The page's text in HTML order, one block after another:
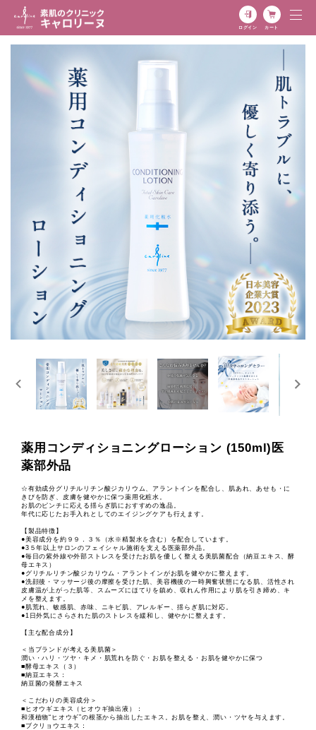
ログイン カート
薬用コンディショニングローション (150ml)医
薬部外品
☆有効成分グリチルリチン酸ジカリウム、アラントインを配合し、肌あれ、あせも・に
きびを防ぎ、皮膚を健やかに保つ薬用化粧水。
お肌のピンチに応える揺らぎ肌におすすめの逸品。
年代に応じたお手入れとしてのエイジングケアも行えます。
【製品特徴】
●美容成分を約９９．３％（水※精製水を含む）を配合しています。
●3５年以上サロンのフェイシャル施術を支える医薬部外品。
●毎日の紫外線や外部ストレスを受けたお肌を優しく整える美肌菌配合（納豆エキス、酵
母エキス）
●グリチルリチン酸ジカリウム・アラントインがお肌を健やかに整えます。
●洗顔後・マッサージ後の摩擦を受けた肌、美容機後の一時興奮状態になる肌、活性され
皮膚温が上がった肌等、スムーズにほてりを鎮め、収れん作用により肌を引き締め、キ
メを整えます。
●肌荒れ、敏感肌、赤味、ニキビ肌、アレルギー、揺らぎ肌に対応。
●1日外気にさらされた肌のストレスを緩和し、健やかに整えます。
【主な配合成分】
＜当ブランドが考える美肌菌＞
潤い・ハリ・ツヤ・キメ・肌荒れを防ぐ・お肌を整える・お肌を健やかに保つ
■酵母エキス（３）
■納豆エキス：
納豆菌の発酵エキス
＜こだわりの美容成分＞
■ヒオウギエキス（ヒオウギ抽出液）：
和漢植物“ヒオウギ”の根茎から抽出したエキス。お肌を整え、潤い・ツヤを与えます。
■ブクリョウエキス：